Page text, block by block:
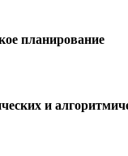
планирование
и